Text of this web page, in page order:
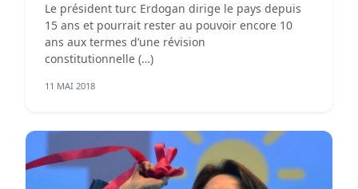
Le président turc Erdogan dirige le pays depuis
15 ans et pourrait rester au pouvoir encore 10
ans aux termes d’une révision
constitutionnelle (…)
11 MAI 2018